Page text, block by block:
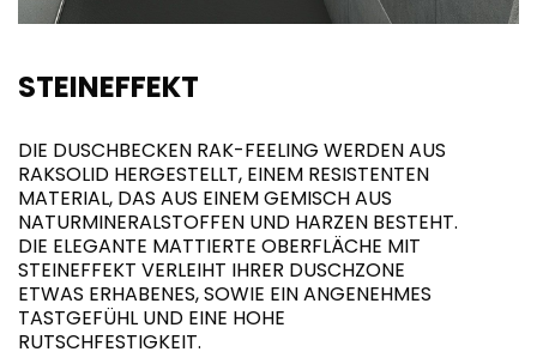
STEINEFFEKT
DIE DUSCHBECKEN RAK-FEELING WERDEN AUS
RAKSOLID HERGESTELLT, EINEM RESISTENTEN
MATERIAL, DAS AUS EINEM GEMISCH AUS
NATURMINERALSTOFFEN UND HARZEN BESTEHT.
DIE ELEGANTE MATTIERTE OBERFLÄCHE MIT
STEINEFFEKT VERLEIHT IHRER DUSCHZONE
ETWAS ERHABENES, SOWIE EIN ANGENEHMES
TASTGEFÜHL UND EINE HOHE
RUTSCHFESTIGKEIT.